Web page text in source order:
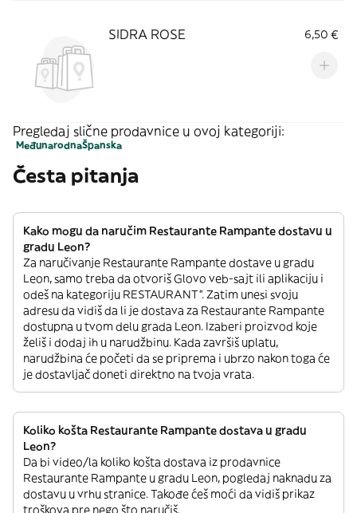
SIDRA ROSE 6,50 €
Pregledaj slične prodavnice u ovoj kategoriji:
MeđunarodnaŠpanska
Česta pitanja
Kako mogu da naručim Restaurante Rampante dostavu u
gradu Leon?
Za naručivanje Restaurante Rampante dostave u gradu
Leon, samo treba da otvoriš Glovo veb-sajt ili aplikaciju i
odeš na kategoriju RESTAURANT”. Zatim unesi svoju
adresu da vidiš da li je dostava za Restaurante Rampante
dostupna u tvom delu grada Leon. Izaberi proizvod koje
želiš i dodaj ih u narudžbinu. Kada završiš uplatu,
narudžbina će početi da se priprema i ubrzo nakon toga će
je dostavljač doneti direktno na tvoja vrata.
Koliko košta Restaurante Rampante dostava u gradu
Leon?
Da bi video/la koliko košta dostava iz prodavnice
Restaurante Rampante u gradu Leon, pogledaj naknadu za
dostavu u vrhu stranice. Takođe ćeš moći da vidiš prikaz
troškova pre nego što naručiš.